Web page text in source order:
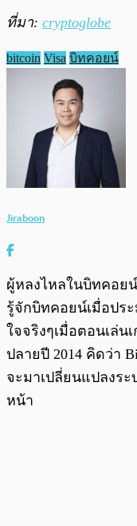
ที่มา: cryptoglobe
bitcoin Visa บิทคอยน์
Jiraboon
ผู้หลงไหลในบิทคอยน์
รู้จักบิทคอยน์เมื่อปร
ใจจริงๆเมื่อตอนเล่น
ปลายปี 2014 คิดว่า
จะมาเปลี่ยนแปลงระ
หน้า